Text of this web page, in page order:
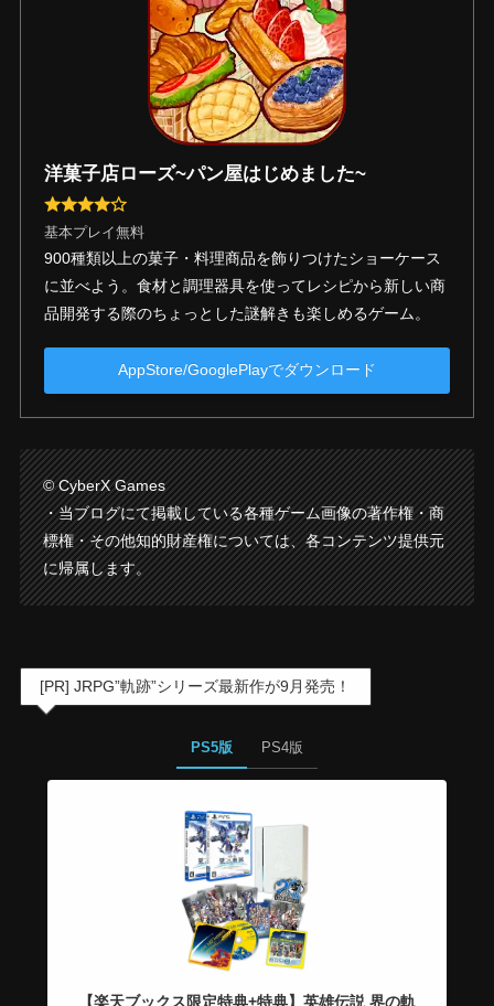
洋菓子店ローズ~パン屋はじめました~
基本プレイ無料
900種類以上の菓子・料理商品を飾りつけたショーケース
に並べよう。食材と調理器具を使ってレシピから新しい商
品開発する際のちょっとした謎解きも楽しめるゲーム。
AppStore/GooglePlayでダウンロード
© CyberX Games
・当ブログにて掲載している各種ゲーム画像の著作権・商
標権・その他知的財産権については、各コンテンツ提供元
に帰属します。
[PR] JRPG”軌跡”シリーズ最新作が9月発売！
PS5版 PS4版
【楽天ブックス限定特典+特典】英雄伝説 界の軌